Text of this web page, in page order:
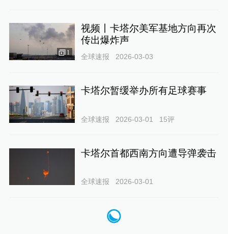
1
视频丨卡塔尔美军基地方向再次
传出爆炸声
全球速报 2026-03-03
卡塔尔暂缓举办所有足球赛事
全球速报 2026-03-01 15评
卡塔尔首都西南方向遭导弹袭击
全球速报 2026-03-01